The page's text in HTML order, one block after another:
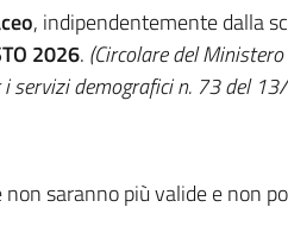
, indipendentemente dalla
2026. (Circolare del
servizi demografici n. 73 del
saranno più valide e non